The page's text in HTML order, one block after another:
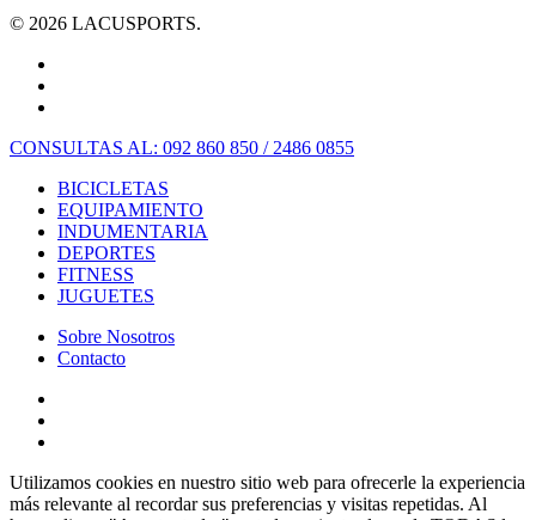
© 2026 LACUSPORTS.
CONSULTAS AL: 092 860 850 / 2486 0855
BICICLETAS
EQUIPAMIENTO
INDUMENTARIA
DEPORTES
FITNESS
JUGUETES
Sobre Nosotros
Contacto
Utilizamos cookies en nuestro sitio web para ofrecerle la experiencia
más relevante al recordar sus preferencias y visitas repetidas. Al